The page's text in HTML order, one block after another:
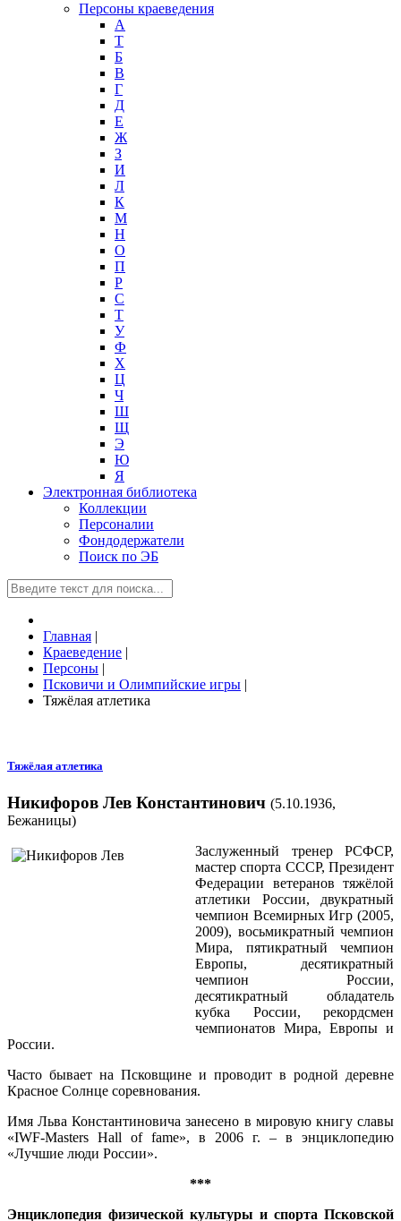
Персоны краеведения
А
T
Б
В
Г
Д
Е
Ж
З
И
Л
К
М
Н
О
П
Р
С
Т
У
Ф
Х
Ц
Ч
Ш
Щ
Э
Ю
Я
Электронная библиотека
Коллекции
Персоналии
Фондодержатели
Поиск по ЭБ
Главная |
Краеведение |
Персоны |
Псковичи и Олимпийские игры |
Тяжёлая атлетика
Тяжёлая атлетика
Никифоров Лев Константинович (5.10.1936,
Бежаницы)
Заслуженный тренер РСФСР,
мастер спорта СССР, Президент
Федерации ветеранов тяжёлой
атлетики России, двукратный
чемпион Всемирных Игр (2005,
2009), восьмикратный чемпион
Мира, пятикратный чемпион
Европы, десятикратный
чемпион России,
десятикратный обладатель
кубка России, рекордсмен
чемпионатов Мира, Европы и
России.
Часто бывает на Псковщине и проводит в родной деревне
Красное Солнце соревнования.
Имя Льва Константиновича занесено в мировую книгу славы
«IWF-Masters Hall of fame», в 2006 г. – в энциклопедию
«Лучшие люди России».
***
Энциклопедия физической культуры и спорта Псковской